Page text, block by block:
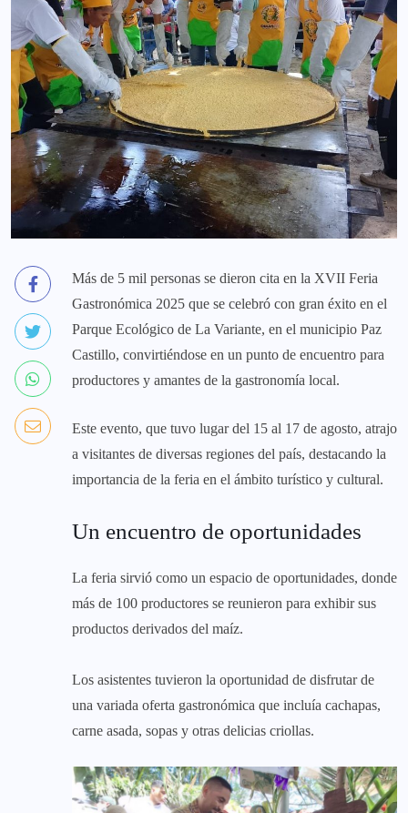
Más de 5 mil personas se dieron cita en la XVII Feria
Gastronómica 2025 que se celebró con gran éxito en el
Parque Ecológico de La Variante, en el municipio Paz
Castillo, convirtiéndose en un punto de encuentro para
productores y amantes de la gastronomía local.
Este evento, que tuvo lugar del 15 al 17 de agosto, atrajo
a visitantes de diversas regiones del país, destacando la
importancia de la feria en el ámbito turístico y cultural.
Un encuentro de oportunidades
La feria sirvió como un espacio de oportunidades, donde
más de 100 productores se reunieron para exhibir sus
productos derivados del maíz.
Los asistentes tuvieron la oportunidad de disfrutar de
una variada oferta gastronómica que incluía cachapas,
carne asada, sopas y otras delicias criollas.